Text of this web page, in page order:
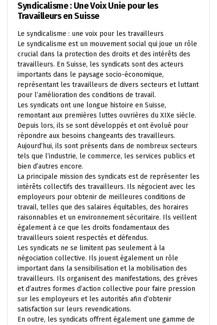
Syndicalisme : Une Voix Unie pour les
Travailleurs en Suisse
Le syndicalisme : une voix pour les travailleurs
Le syndicalisme est un mouvement social qui joue un rôle
crucial dans la protection des droits et des intérêts des
travailleurs. En Suisse, les syndicats sont des acteurs
importants dans le paysage socio-économique,
représentant les travailleurs de divers secteurs et luttant
pour l’amélioration des conditions de travail.
Les syndicats ont une longue histoire en Suisse,
remontant aux premières luttes ouvrières du XIXe siècle.
Depuis lors, ils se sont développés et ont évolué pour
répondre aux besoins changeants des travailleurs.
Aujourd’hui, ils sont présents dans de nombreux secteurs
tels que l’industrie, le commerce, les services publics et
bien d’autres encore.
La principale mission des syndicats est de représenter les
intérêts collectifs des travailleurs. Ils négocient avec les
employeurs pour obtenir de meilleures conditions de
travail, telles que des salaires équitables, des horaires
raisonnables et un environnement sécuritaire. Ils veillent
également à ce que les droits fondamentaux des
travailleurs soient respectés et défendus.
Les syndicats ne se limitent pas seulement à la
négociation collective. Ils jouent également un rôle
important dans la sensibilisation et la mobilisation des
travailleurs. Ils organisent des manifestations, des grèves
et d’autres formes d’action collective pour faire pression
sur les employeurs et les autorités afin d’obtenir
satisfaction sur leurs revendications.
En outre, les syndicats offrent également une gamme de